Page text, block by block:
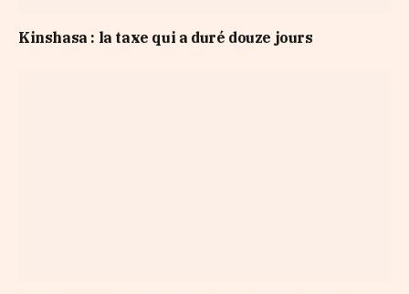
Kinshasa : la taxe qui a duré douze jours